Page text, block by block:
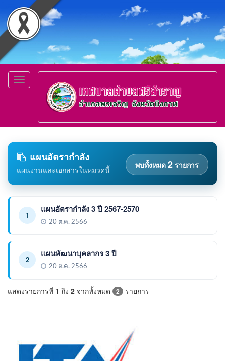
Toggle
navigation
แผนอัตรากำลัง
แผนงานและเอกสารในหมวดนี้
พบทั้งหมด 2 รายการ
1
แผนอัตรากำลัง 3 ปี 2567-2570
20 ต.ค. 2566
2
แผนพัฒนาบุคลากร 3 ปี
20 ต.ค. 2566
แสดงรายการที่ 1 ถึง 2 จากทั้งหมด 2 รายการ